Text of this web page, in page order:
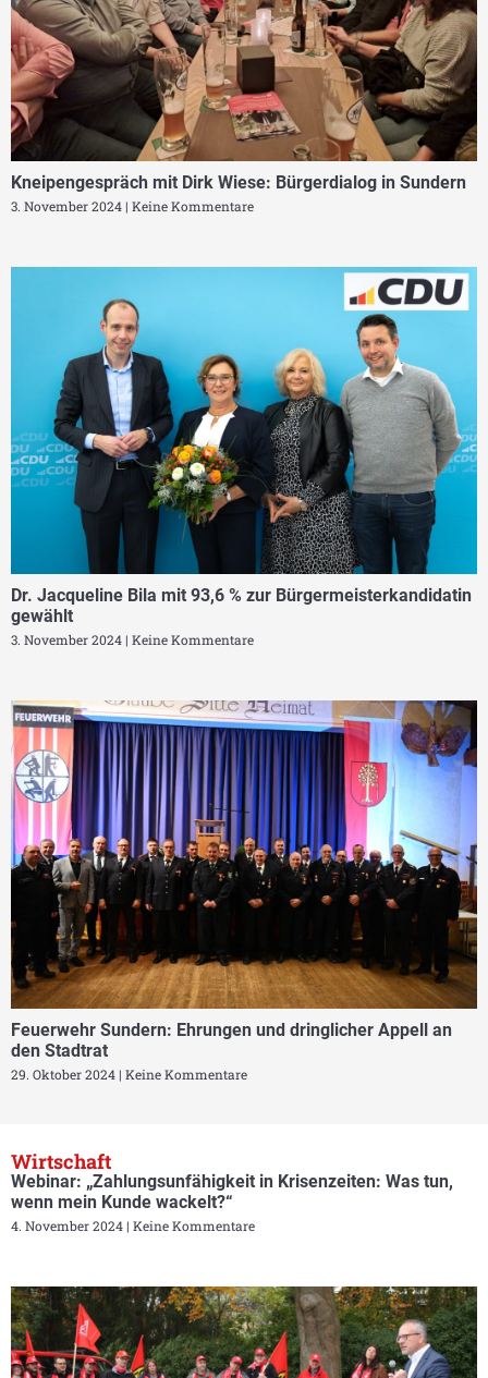
Kneipengespräch mit Dirk Wiese: Bürgerdialog in Sundern
3. November 2024 Keine Kommentare
Dr. Jacqueline Bila mit 93,6 % zur Bürgermeisterkandidatin
gewählt
3. November 2024 Keine Kommentare
Feuerwehr Sundern: Ehrungen und dringlicher Appell an
den Stadtrat
29. Oktober 2024 Keine Kommentare
Wirtschaft
Webinar: „Zahlungsunfähigkeit in Krisenzeiten: Was tun,
wenn mein Kunde wackelt?“
4. November 2024 Keine Kommentare